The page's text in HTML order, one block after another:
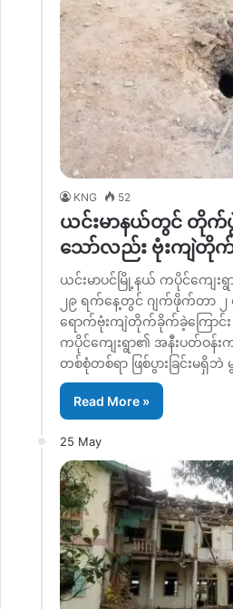
KNG 52
ယင်းမာနယ်တွင် တိုက်ပွဲဖ
သော်လည်း ဗုံးကျဲတို
ယင်းမာပင်မြို့နယ် ကပိုင်ကျေး
၂၉ ရက်နေ့တွင် ဂျက်ဖိုက်တာ ၂
ရောက်ဗုံးကျဲတိုက်ခိုက်ခဲ့ကြောင်
ကပိုင်ကျေးရွာ၏ အနီးပတ်ဝန်း
တစ်စုံတစ်ရာ ဖြစ်ပွားခြင်းမရှိ
Read More »
25 May